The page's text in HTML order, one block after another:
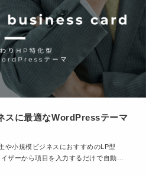
スに最適なWordPressテーマ
ザーから項目を入力するだけで自動…